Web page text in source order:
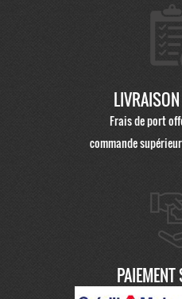
Frais de port
commande